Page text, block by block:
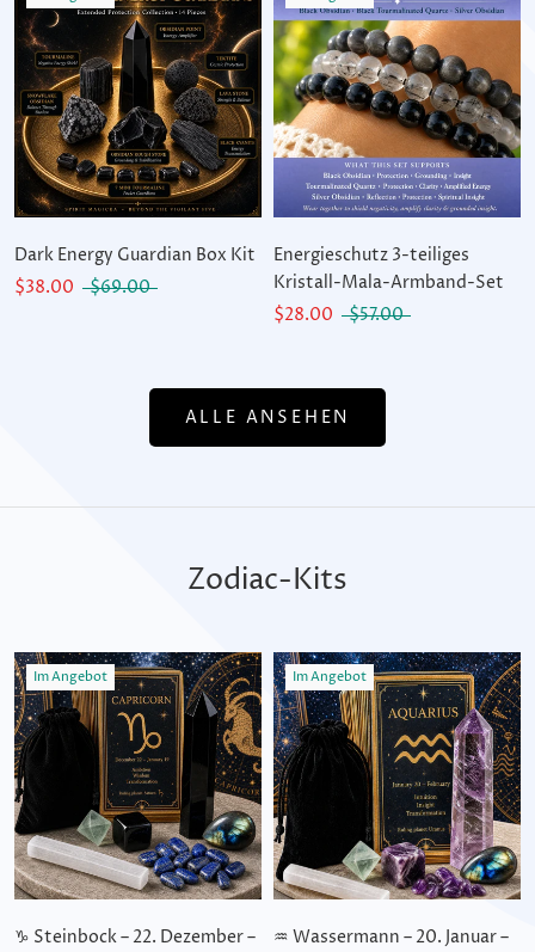
Dark Energy Guardian Box Kit
$38.00
$69.00
Energieschutz 3-teiliges
Kristall-Mala-Armband-Set
$28.00
$57.00
ALLE ANSEHEN
Zodiac-Kits
Im Angebot
♑ Steinbock – 22. Dezember –
Im Angebot
♒ Wassermann – 20. Januar –